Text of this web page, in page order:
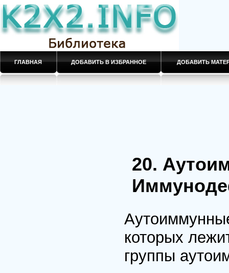
ГЛАВНАЯ ДОБАВИТЬ В ИЗБРАННОЕ ДОБАВИТЬ
20.
которых
группы